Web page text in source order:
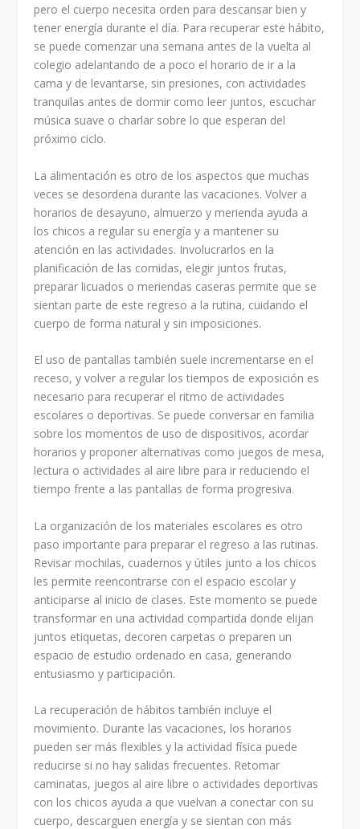
pero el cuerpo necesita orden para descansar bien y
tener energía durante el día. Para recuperar este hábito,
se puede comenzar una semana antes de la vuelta al
colegio adelantando de a poco el horario de ir a la
cama y de levantarse, sin presiones, con actividades
tranquilas antes de dormir como leer juntos, escuchar
música suave o charlar sobre lo que esperan del
próximo ciclo.
La alimentación es otro de los aspectos que muchas
veces se desordena durante las vacaciones. Volver a
horarios de desayuno, almuerzo y merienda ayuda a
los chicos a regular su energía y a mantener su
atención en las actividades. Involucrarlos en la
planificación de las comidas, elegir juntos frutas,
preparar licuados o meriendas caseras permite que se
sientan parte de este regreso a la rutina, cuidando el
cuerpo de forma natural y sin imposiciones.
El uso de pantallas también suele incrementarse en el
receso, y volver a regular los tiempos de exposición es
necesario para recuperar el ritmo de actividades
escolares o deportivas. Se puede conversar en familia
sobre los momentos de uso de dispositivos, acordar
horarios y proponer alternativas como juegos de mesa,
lectura o actividades al aire libre para ir reduciendo el
tiempo frente a las pantallas de forma progresiva.
La organización de los materiales escolares es otro
paso importante para preparar el regreso a las rutinas.
Revisar mochilas, cuadernos y útiles junto a los chicos
les permite reencontrarse con el espacio escolar y
anticiparse al inicio de clases. Este momento se puede
transformar en una actividad compartida donde elijan
juntos etiquetas, decoren carpetas o preparen un
espacio de estudio ordenado en casa, generando
entusiasmo y participación.
La recuperación de hábitos también incluye el
movimiento. Durante las vacaciones, los horarios
pueden ser más flexibles y la actividad física puede
reducirse si no hay salidas frecuentes. Retomar
caminatas, juegos al aire libre o actividades deportivas
con los chicos ayuda a que vuelvan a conectar con su
cuerpo, descarguen energía y se sientan con más